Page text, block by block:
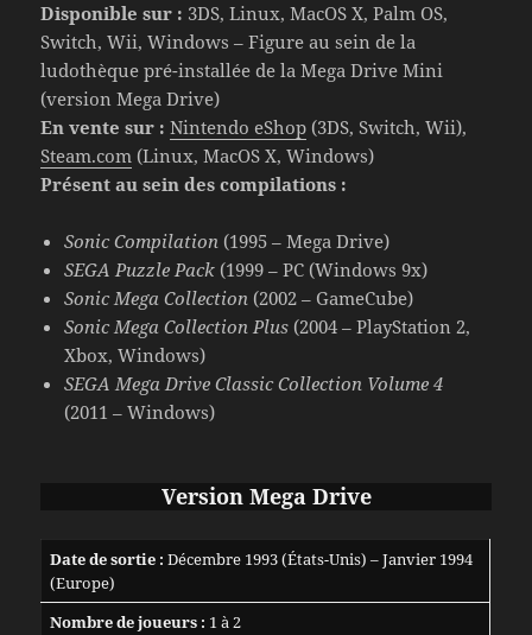
Disponible sur : 3DS, Linux, MacOS X, Palm OS,
Switch, Wii, Windows – Figure au sein de la
ludothèque pré-installée de la Mega Drive Mini
(version Mega Drive)
En vente sur : Nintendo eShop (3DS, Switch, Wii),
Steam.com (Linux, MacOS X, Windows)
Présent au sein des compilations :
Sonic Compilation (1995 – Mega Drive)
SEGA Puzzle Pack (1999 – PC (Windows 9x)
Sonic Mega Collection (2002 – GameCube)
Sonic Mega Collection Plus (2004 – PlayStation 2,
Xbox, Windows)
SEGA Mega Drive Classic Collection Volume 4
(2011 – Windows)
Version Mega Drive
Date de sortie : Décembre 1993 (États-Unis) – Janvier 1994
(Europe)
Nombre de joueurs : 1 à 2